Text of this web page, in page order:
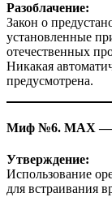
Разоблачение:
Закон о
установленные
отечественных
Никакая
предусмотрена.
Миф №6. MAX —
Утверждение:
Использование
для встраивания